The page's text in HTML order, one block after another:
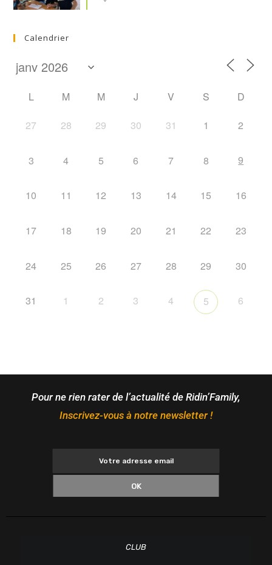
Calendrier
L M M J V S D
27 28 29 30 31 1 2
3 4 5 6 7 8 9
10 11 12 13 14 15 16
17 18 19 20 21 22 23
24 25 26 27 28 29 30
31 1 2 3 4 5 6
Pour ne rien rater de l’actualité de Ridin’Family,
Inscrivez-vous à notre newsletter !
OK
CLUB